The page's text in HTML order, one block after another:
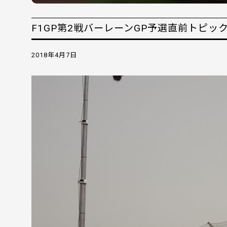
F1GP第2戦バーレーンGP予選直前トピッ
2018年4月7日